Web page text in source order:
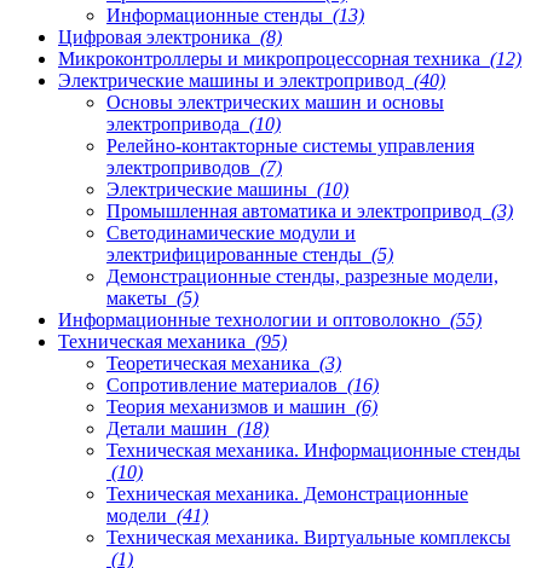
Информационные стенды (13)
Цифровая электроника (8)
Микроконтроллеры и микропроцессорная техника (12)
Электрические машины и электропривод (40)
Основы электрических машин и основы
электропривода (10)
Релейно-контакторные системы управления
электроприводов (7)
Электрические машины (10)
Промышленная автоматика и электропривод (3)
Светодинамические модули и
электрифицированные стенды (5)
Демонстрационные стенды, разрезные модели,
макеты (5)
Информационные технологии и оптоволокно (55)
Техническая механика (95)
Теоретическая механика (3)
Сопротивление материалов (16)
Теория механизмов и машин (6)
Детали машин (18)
Техническая механика. Информационные стенды
(10)
Техническая механика. Демонстрационные
модели (41)
Техническая механика. Виртуальные комплексы
(1)